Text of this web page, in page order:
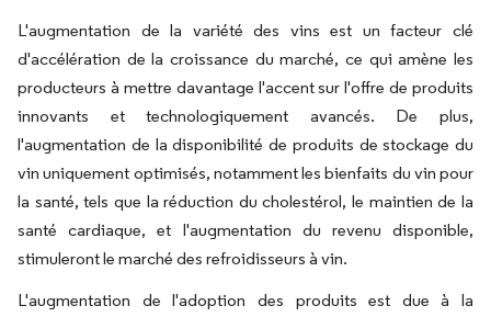
L'augmentation de la variété des vins est un facteur clé
d'accélération de la croissance du marché, ce qui amène les
producteurs à mettre davantage l'accent sur l'offre de produits
innovants et technologiquement avancés. De plus,
l'augmentation de la disponibilité de produits de stockage du
vin uniquement optimisés, notamment les bienfaits du vin pour
la santé, tels que la réduction du cholestérol, le maintien de la
santé cardiaque, et l'augmentation du revenu disponible,
stimuleront le marché des refroidisseurs à vin.
L'augmentation de l'adoption des produits est due à la